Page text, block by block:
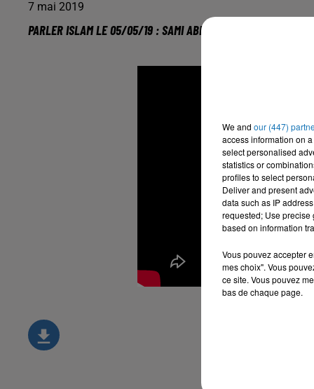
7 mai 2019
PARLER ISLAM LE 05/05/19 : SAMI ABDELSALAM
We and our (447)
access information on
select personalised
statistics or
profiles to select
Deliver and present
data such as IP
requested; Use precise
based on information
Vous pouvez accepter
mes choix". Vous
ce site. Vous pouvez
bas de chaque page.